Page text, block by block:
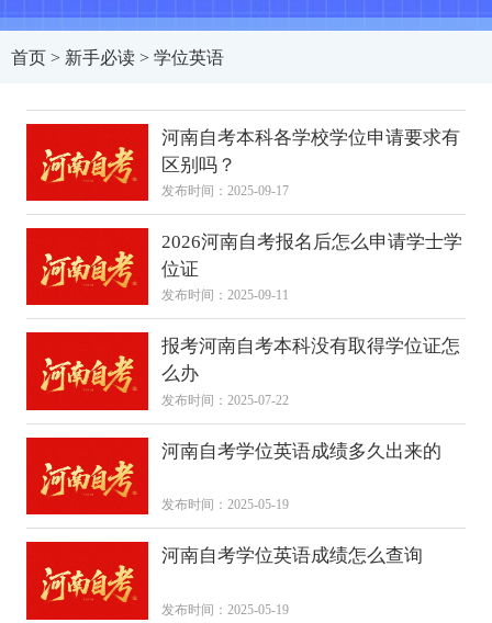
首页> 新手必读> 学位英语
河南自考本科各学校学位申请要求有
区别吗？
发布时间：2025-09-17
2026河南自考报名后怎么申请学士学
位证
发布时间：2025-09-11
报考河南自考本科没有取得学位证怎
么办
发布时间：2025-07-22
河南自考学位英语成绩多久出来的
发布时间：2025-05-19
河南自考学位英语成绩怎么查询
发布时间：2025-05-19